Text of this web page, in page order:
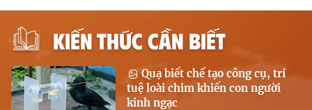
KIẾN THỨC CẦN BIẾT
Quạ biết chế tạo công cụ, trí
tuệ loài chim khiến con người
kinh ngạc